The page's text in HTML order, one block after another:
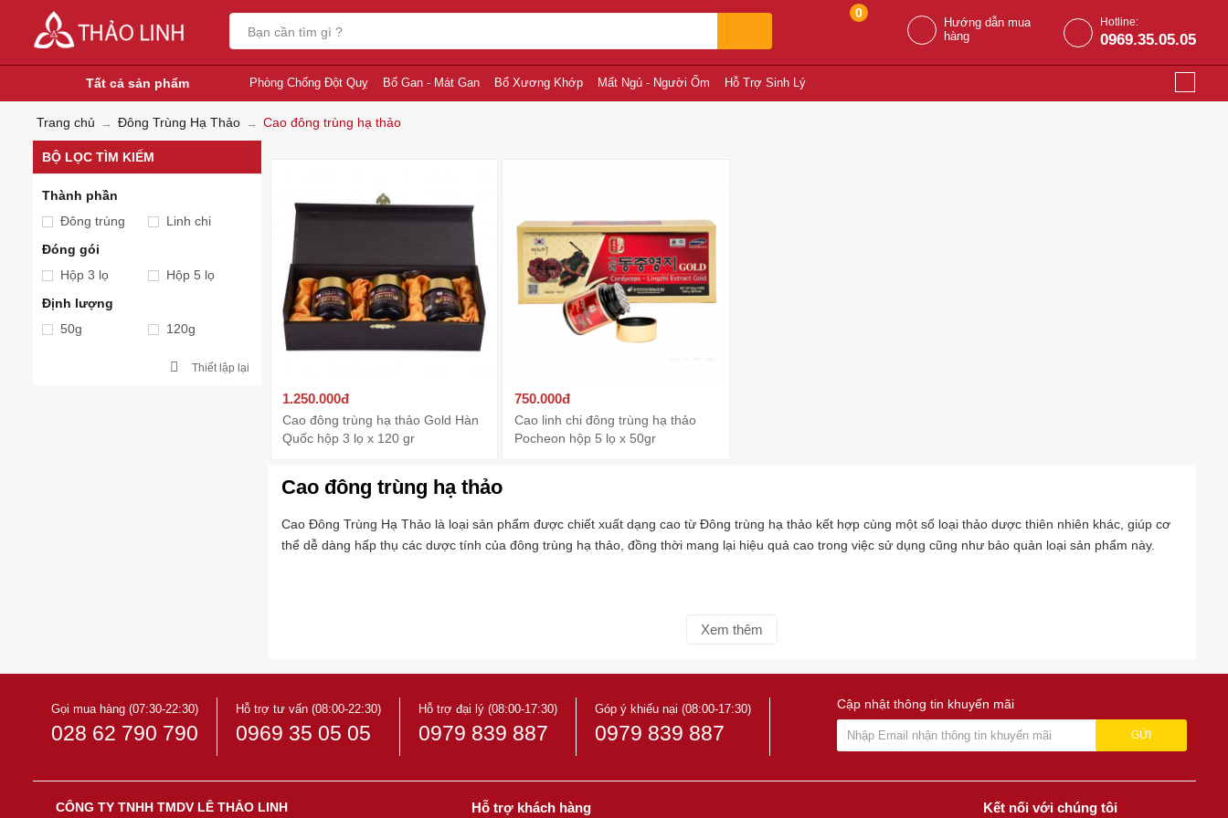
0
Hướng dẫn mua
hàng
Hotline:
0969.35.05.05
Tất cả sản phẩm Phòng Chống Đột Quỵ Bổ Gan - Mát Gan Bổ Xương Khớp Mất Ngủ - Người Ốm Hỗ Trợ Sinh Lý
Trang chủ Đông Trùng Hạ Thảo Cao đông trùng hạ thảo
BỘ LỌC TÌM KIẾM
Thành phần
Đông trùng
Linh chi
Đóng gói
Hộp 3 lọ
Hộp 5 lọ
Định lượng
50g
120g
Thiết lập lại
1.250.000đ
Cao đông trùng hạ thảo Gold Hàn
Quốc hộp 3 lọ x 120 gr
750.000đ
Cao linh chi đông trùng hạ thảo
Pocheon hộp 5 lọ x 50gr
Cao đông trùng hạ thảo
Cao Đông Trùng Hạ Thảo là loại sản phẩm được chiết xuất dạng cao từ Đông trùng hạ thảo kết hợp cùng một số loại thảo dược thiên nhiên khác, giúp cơ
thể dễ dàng hấp thụ các dược tính của đông trùng hạ thảo, đồng thời mang lại hiệu quả cao trong việc sử dụng cũng như bảo quản loại sản phẩm này.
Xem thêm
Gọi mua hàng (07:30-22:30)
028 62 790 790
Hỗ trợ tư vấn (08:00-22:30)
0969 35 05 05
Hỗ trợ đại lý (08:00-17:30)
0979 839 887
Góp ý khiếu nại (08:00-17:30)
0979 839 887
Cập nhật thông tin khuyến mãi
GỬI
CÔNG TY TNHH TMDV LÊ THẢO LINH Hỗ trợ khách hàng Kết nối với chúng tôi